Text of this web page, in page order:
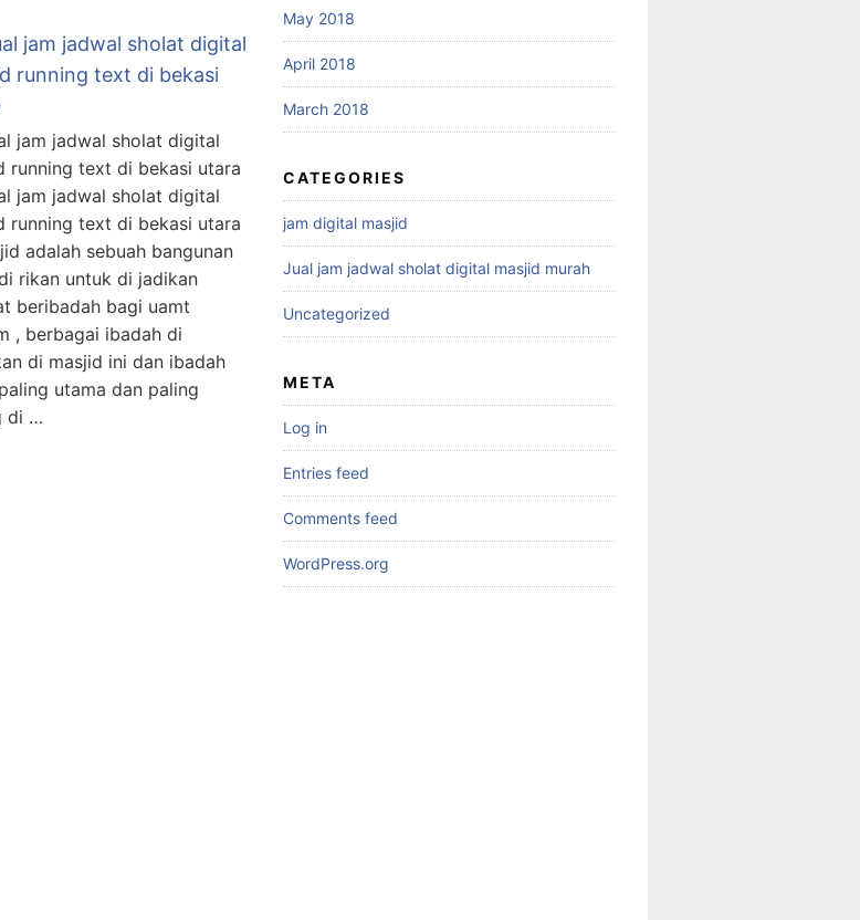
jam jadwal sholat digital
running text di bekasi
jam jadwal sholat digital
running text di bekasi utara
jam jadwal sholat digital
running text di bekasi utara
adalah sebuah bangunan
rikan untuk di jadikan
beribadah bagi uamt
, berbagai ibadah di
di masjid ini dan ibadah
utama dan paling
di …
May 2018
April 2018
March 2018
CATEGORIES
jam digital masjid
Jual jam jadwal sholat digital masjid murah
Uncategorized
META
Log in
Entries feed
Comments feed
WordPress.org